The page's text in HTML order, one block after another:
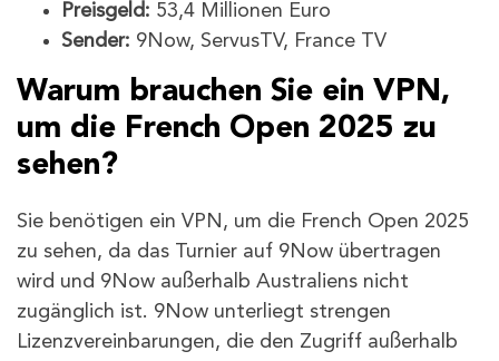
Preisgeld: 53,4 Millionen Euro
Sender: 9Now, ServusTV, France TV
Warum brauchen Sie ein VPN,
um die French Open 2025 zu
sehen?
Sie benötigen ein VPN, um die French Open 2025
zu sehen, da das Turnier auf 9Now übertragen
wird und 9Now außerhalb Australiens nicht
zugänglich ist. 9Now unterliegt strengen
Lizenzvereinbarungen, die den Zugriff außerhalb